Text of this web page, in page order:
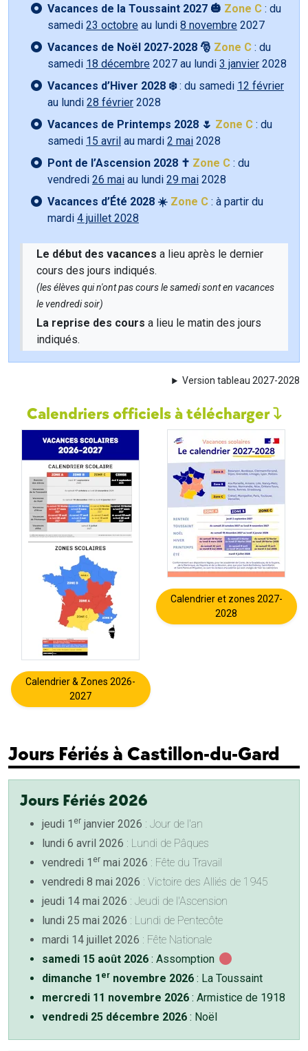
Vacances de la Toussaint 2027 🎃 Zone C : du
samedi 23 octobre au lundi 8 novembre 2027
Vacances de Noël 2027-2028 🎅 Zone C : du
samedi 18 décembre 2027 au lundi 3 janvier 2028
Vacances d’Hiver 2028 ❄️: du samedi 12 février
au lundi 28 février 2028
Vacances de Printemps 2028 🌷 Zone C : du
samedi 15 avril au mardi 2 mai 2028
Pont de l’Ascension 2028 ✝️ Zone C : du
vendredi 26 mai au lundi 29 mai 2028
Vacances d’Été 2028 ☀️ Zone C : à partir du
mardi 4 juillet 2028
Le début des vacances a lieu après le dernier
cours des jours indiqués.
(les élèves qui n'ont pas cours le samedi sont en vacances
le vendredi soir)
La reprise des cours a lieu le matin des jours
indiqués.
Version tableau 2027-2028
Calendriers officiels à télécharger
Calendrier & Zones 2026-
2027
Calendrier et zones 2027-
2028
Jours Fériés à Castillon-du-Gard
Jours Fériés 2026
jeudi 1 er janvier 2026 : Jour de l'an
lundi 6 avril 2026 : Lundi de Pâques
vendredi 1 er mai 2026 : Fête du Travail
vendredi 8 mai 2026 : Victoire des Alliés de 1945
jeudi 14 mai 2026 : Jeudi de l'Ascension
lundi 25 mai 2026 : Lundi de Pentecôte
mardi 14 juillet 2026 : Fête Nationale
samedi 15 août 2026 : Assomption
dimanche 1 er novembre 2026 : La Toussaint
mercredi 11 novembre 2026 : Armistice de 1918
vendredi 25 décembre 2026 : Noël